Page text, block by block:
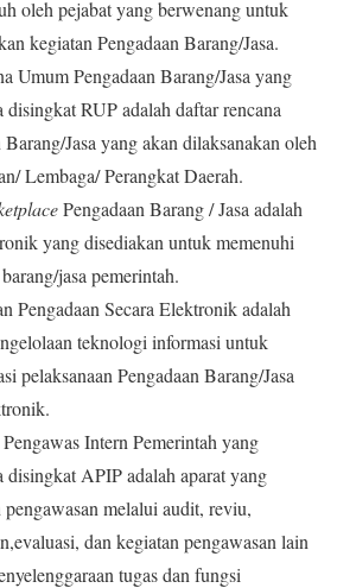
oleh pejabat yang berwenang untuk
kegiatan Pengadaan Barang/Jasa.
Umum Pengadaan Barang/Jasa yang
disingkat RUP adalah daftar rencana
Barang/Jasa yang akan dilaksanakan oleh
Lembaga/ Perangkat Daerah.
Pengadaan Barang / Jasa adalah
yang disediakan untuk memenuhi
jasa pemerintah.
Pengadaan Secara Elektronik adalah
teknologi informasi untuk
pelaksanaan Pengadaan Barang/Jasa
Intern Pemerintah yang
disingkat APIP adalah aparat yang
melalui audit, reviu,
dan kegiatan pengawasan lain
tugas dan fungsi